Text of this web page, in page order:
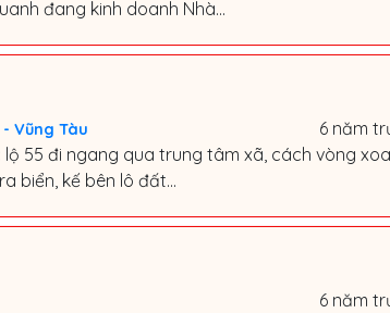
đang kinh doanh Nhà...
- Vũng Tàu
6 năm
55 đi ngang qua trung tâm xã, cách vòng
biển, kế bên lô đất...
6 năm